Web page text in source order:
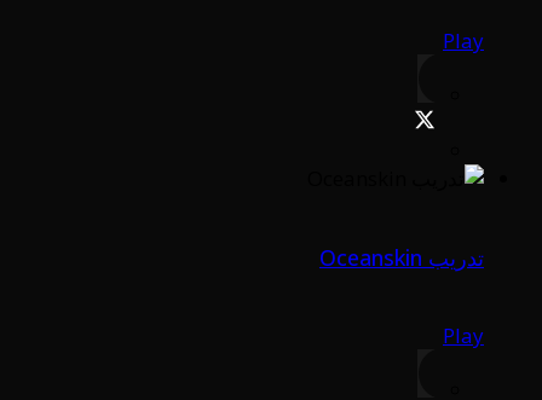
Play
تدريب Oceanskin
Play